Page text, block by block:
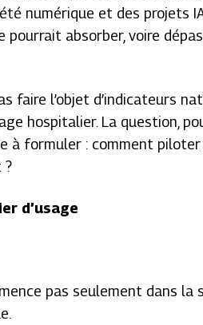
numérique et des projets
absorber, voire
faire l’objet d’indicateurs
hospitalier. La question,
à formuler : comment
?
d’usage
pas seulement dans la